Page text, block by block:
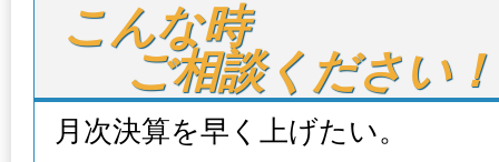
こんな時
ご相談ください！
月次決算を早く上げたい。